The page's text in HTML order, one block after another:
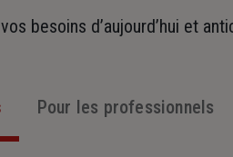
besoins d’aujourd’hui et
Pour les professionnels